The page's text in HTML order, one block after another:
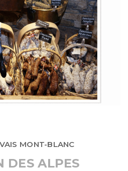
MONT-BLANC
DES ALPES